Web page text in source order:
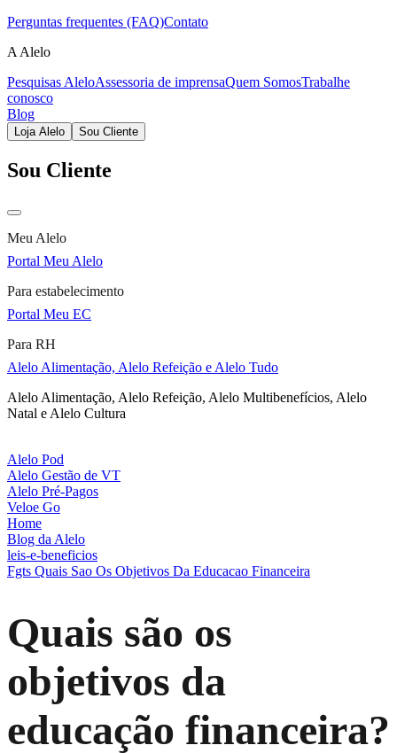
Perguntas frequentes (FAQ)Contato
A Alelo
Pesquisas AleloAssessoria de imprensaQuem SomosTrabalhe
conosco
Blog
Loja Alelo Sou Cliente
Sou Cliente
Meu Alelo
Portal Meu Alelo
Para estabelecimento
Portal Meu EC
Para RH
Alelo Alimentação, Alelo Refeição e Alelo Tudo
Alelo Alimentação, Alelo Refeição, Alelo Multibenefícios, Alelo
Natal e Alelo Cultura
Alelo Pod
Alelo Gestão de VT
Alelo Pré-Pagos
Veloe Go
Home
Blog da Alelo
leis-e-beneficios
Fgts Quais Sao Os Objetivos Da Educacao Financeira
Quais são os
objetivos da
educação financeira?